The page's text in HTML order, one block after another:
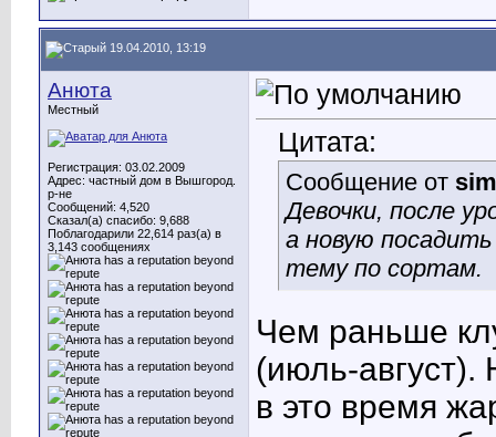
19.04.2010, 13:19
Анюта
Местный
Регистрация: 03.02.2009
Адрес: частный дом в Вышгород.
р-не
Сообщений: 4,520
Сказал(а) спасибо: 9,688
Поблагодарили 22,614 раз(а) в
3,143 сообщениях
Цитата:
Сообщение от sim
Девочки, после
а новую
тему по сортам.
Чем раньше
(июль-август).
в это время